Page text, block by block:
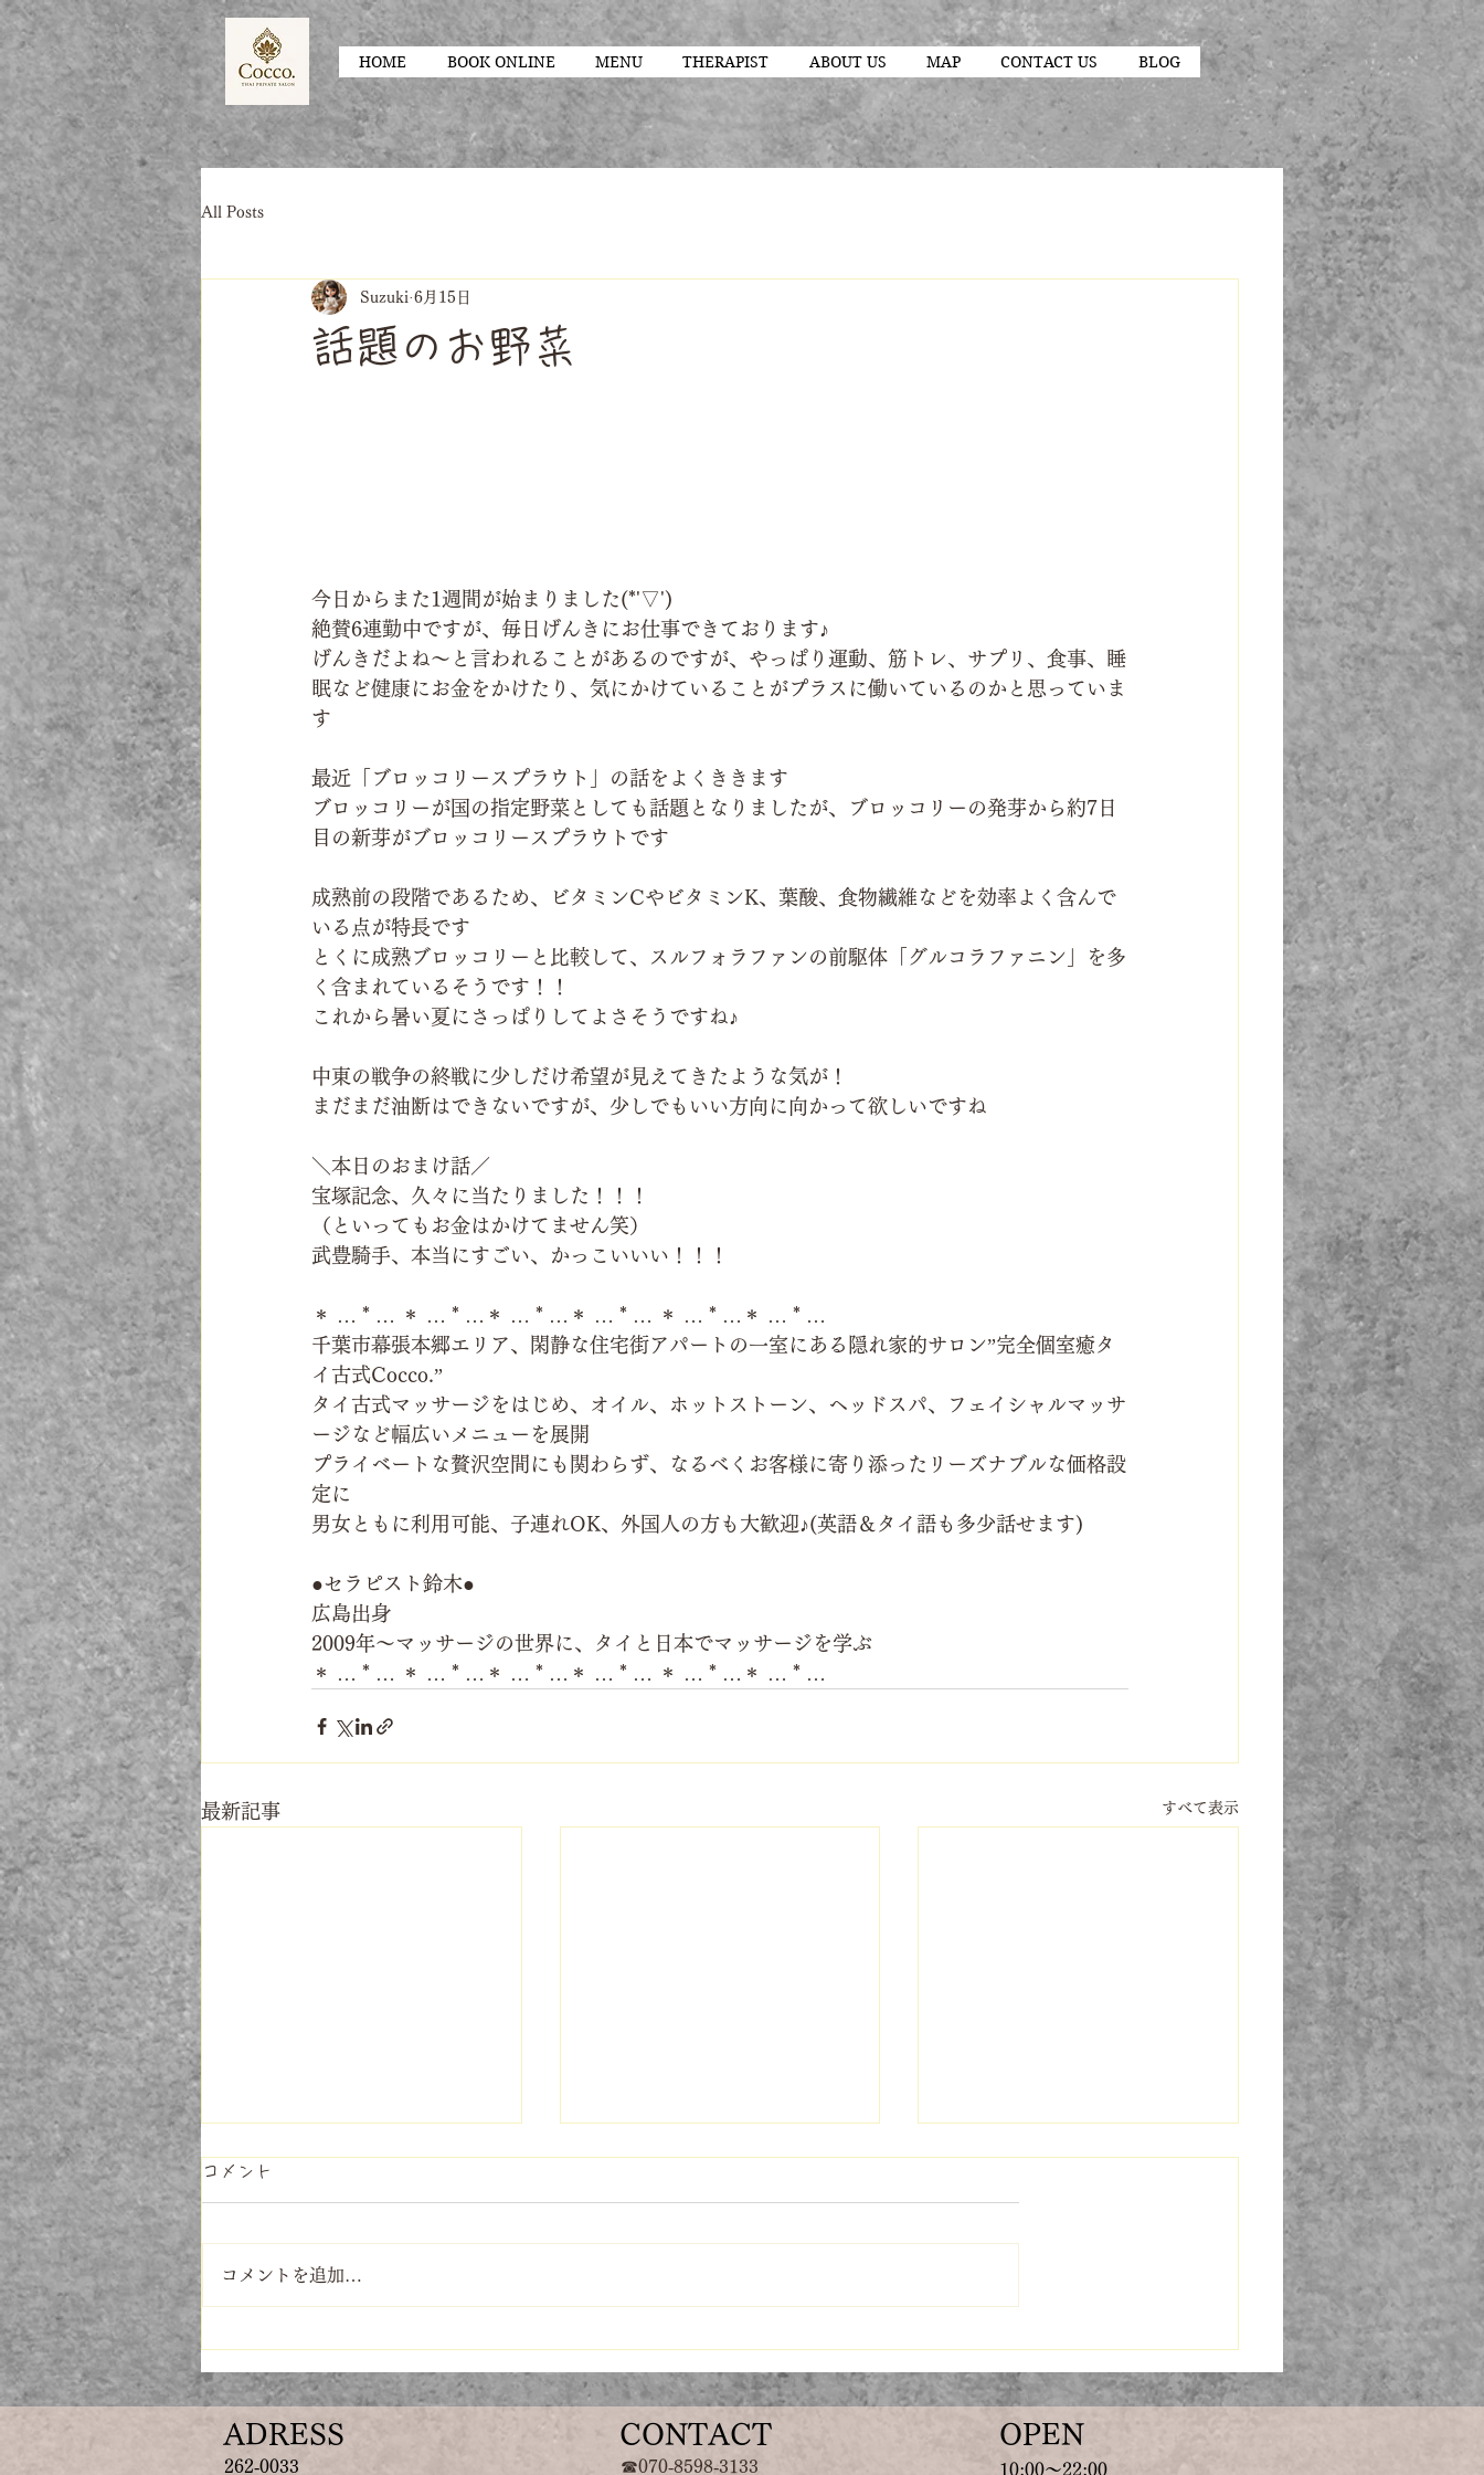
HOME BOOK ONLINE MENU THERAPIST ABOUT US MAP CONTACT US BLOG
All Posts
話題のお野菜
Suzuki 6月15日
今日からまた1週間が始まりました(*'▽')
絶賛6連勤中ですが、毎日げんきにお仕事できております♪
げんきだよね～と言われることがあるのですが、やっぱり運動、筋トレ、サプリ、食事、睡
眠など健康にお金をかけたり、気にかけていることがプラスに働いているのかと思っていま
す
最近「ブロッコリースプラウト」の話をよくききます
ブロッコリーが国の指定野菜としても話題となりましたが、ブロッコリーの発芽から約7日
目の新芽がブロッコリースプラウトです
成熟前の段階であるため、ビタミンCやビタミンK、葉酸、食物繊維などを効率よく含んで
いる点が特長です
とくに成熟ブロッコリーと比較して、スルフォラファンの前駆体「グルコラファニン」を多
く含まれているそうです！！
これから暑い夏にさっぱりしてよさそうですね♪
中東の戦争の終戦に少しだけ希望が見えてきたような気が！
まだまだ油断はできないですが、少しでもいい方向に向かって欲しいですね
＼本日のおまけ話／
宝塚記念、久々に当たりました！！！
（といってもお金はかけてません笑）
武豊騎手、本当にすごい、かっこいいい！！！
＊ … * … ＊ … * …＊ … * …＊ … * … ＊ … * …＊ … * …
千葉市幕張本郷エリア、閑静な住宅街アパートの一室にある隠れ家的サロン”完全個室癒タ
イ古式Cocco.”
タイ古式マッサージをはじめ、オイル、ホットストーン、ヘッドスパ、フェイシャルマッサ
ージなど幅広いメニューを展開
プライベートな贅沢空間にも関わらず、なるべくお客様に寄り添ったリーズナブルな価格設
定に
男女ともに利用可能、子連れOK、外国人の方も大歓迎♪(英語＆タイ語も多少話せます)
●セラピスト鈴木●
広島出身
2009年～マッサージの世界に、タイと日本でマッサージを学ぶ
＊ … * … ＊ … * …＊ … * …＊ … * … ＊ … * …＊ … * …
最新記事 すべて表示
コメント
コメントを追加…
ADRESS​
262‐0033
CONTACT
☎070‐8598‐3133
OPEN
​10:00～22:00